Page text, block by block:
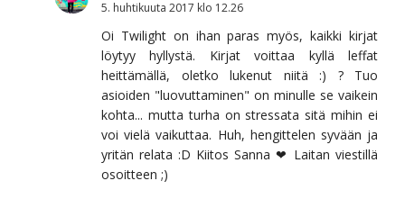
5. huhtikuuta 2017 klo 12.26
Oi Twilight on ihan paras myös, kaikki kirjat
löytyy hyllystä. Kirjat voittaa kyllä leffat
heittämällä, oletko lukenut niitä :) ? Tuo
asioiden "luovuttaminen" on minulle se vaikein
kohta... mutta turha on stressata sitä mihin ei
voi vielä vaikuttaa. Huh, hengittelen syvään ja
yritän relata :D Kiitos Sanna ❤ Laitan viestillä
osoitteen ;)